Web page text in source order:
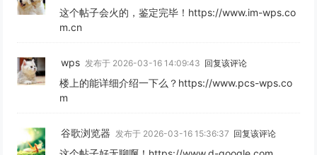
这个帖子会火的，鉴定完毕！https://www.im-wps.co
m.cn
wps 发布于 2026-03-16 14:09:43 回复该评论
楼上的能详细介绍一下么？https://www.pcs-wps.co
m
谷歌浏览器 发布于 2026-03-16 15:36:37 回复该评论